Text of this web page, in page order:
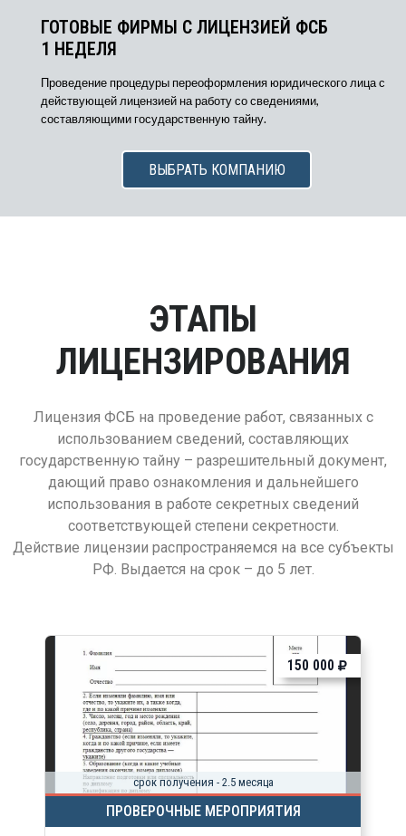
ГОТОВЫЕ ФИРМЫ С ЛИЦЕНЗИЕЙ ФСБ
1 НЕДЕЛЯ
Проведение процедуры переоформления юридического лица с
действующей лицензией на работу со сведениями,
составляющими государственную тайну.
ВЫБРАТЬ КОМПАНИЮ
ЭТАПЫ
ЛИЦЕНЗИРОВАНИЯ
Лицензия ФСБ на проведение работ, связанных с
использованием сведений, составляющих
государственную тайну – разрешительный документ,
дающий право ознакомления и дальнейшего
использования в работе секретных сведений
соответствующей степени секретности.
Действие лицензии распространяемся на все субъекты
РФ. Выдается на срок – до 5 лет.
срок получения - 2.5 месяца
ПРОВЕРОЧНЫЕ МЕРОПРИЯТИЯ
150 000